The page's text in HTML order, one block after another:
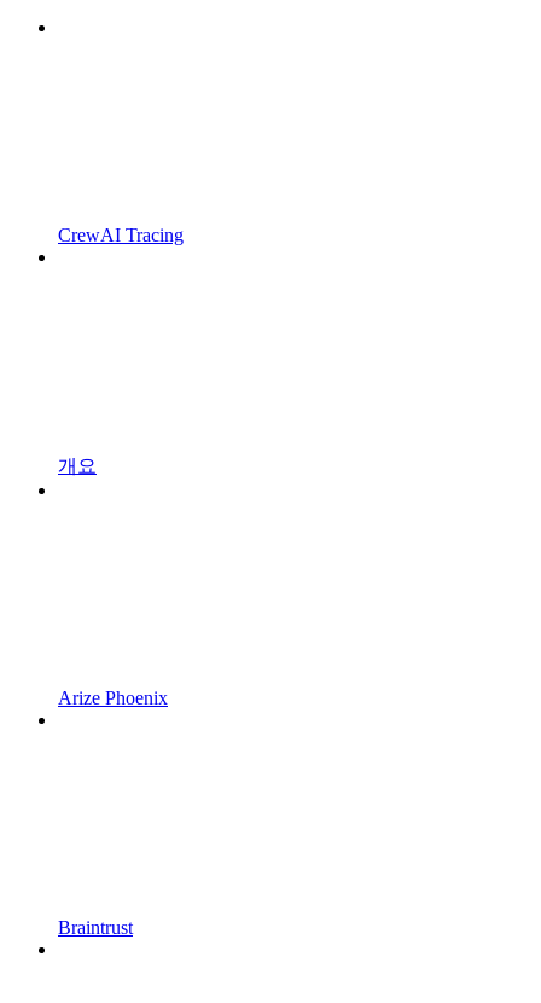
CrewAI Tracing
개요
Arize Phoenix
Braintrust